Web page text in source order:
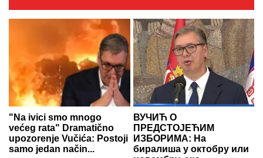
"Na ivici smo mnogo
većeg rata" Dramatično
upozorenje Vučića: Postoji
samo jedan način...
ВУЧИЋ О
ПРЕДСТОЈЕЋИМ
ИЗБОРИМА: На
биралиша у октобру или